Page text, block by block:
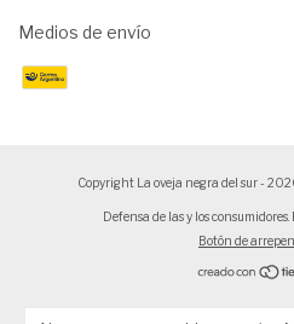
Medios de envío
Copyright La oveja negra del sur -
Defensa de las y los
Botón de